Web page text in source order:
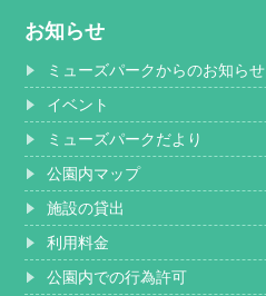
お知らせ
ミューズパークからのお知らせ
イベント
ミューズパークだより
公園内マップ
施設の貸出
利用料金
公園内での行為許可